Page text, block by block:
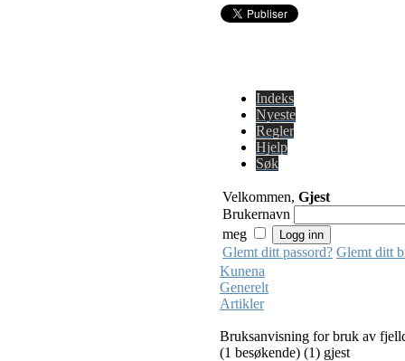
Indeks
Nyeste
Regler
Hjelp
Søk
Velkommen, Gjest
Brukernavn
meg
Glemt ditt passord? Glemt ditt
Kunena
Generelt
Artikler
Bruksanvisning for bruk av
(1 besøkende) (1) gjest